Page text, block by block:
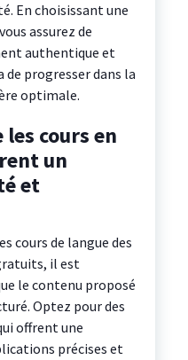
En choisissant une
assurez de
authentique et
progresser dans la
optimale.
les cours en
un
et
cours de langue des
il est
le contenu proposé
Optez pour des
offrent une
précises et